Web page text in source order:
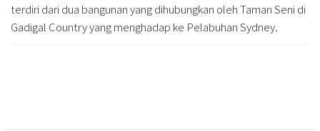
terdiri dari dua bangunan yang dihubungkan oleh Taman Seni di
Gadigal Country yang menghadap ke Pelabuhan Sydney.